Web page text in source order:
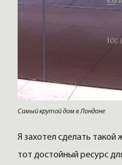
Самый крутой дом в Лондоне
Я захотел сделать
тот достойный ресурс